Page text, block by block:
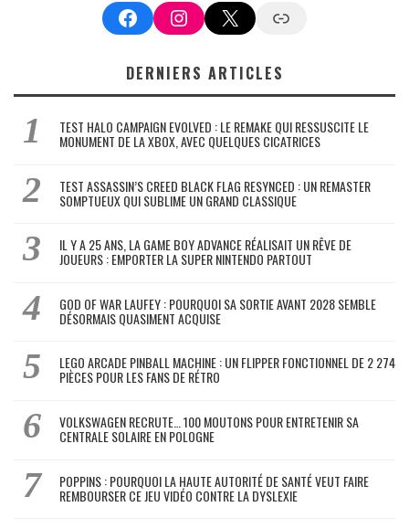
FacebookInstagram
X Google News
DERNIERS ARTICLES
TEST HALO CAMPAIGN EVOLVED : LE REMAKE QUI RESSUSCITE LE
MONUMENT DE LA XBOX, AVEC QUELQUES CICATRICES
TEST ASSASSIN’S CREED BLACK FLAG RESYNCED : UN REMASTER
SOMPTUEUX QUI SUBLIME UN GRAND CLASSIQUE
IL Y A 25 ANS, LA GAME BOY ADVANCE RÉALISAIT UN RÊVE DE
JOUEURS : EMPORTER LA SUPER NINTENDO PARTOUT
GOD OF WAR LAUFEY : POURQUOI SA SORTIE AVANT 2028 SEMBLE
DÉSORMAIS QUASIMENT ACQUISE
LEGO ARCADE PINBALL MACHINE : UN FLIPPER FONCTIONNEL DE 2 274
PIÈCES POUR LES FANS DE RÉTRO
VOLKSWAGEN RECRUTE… 100 MOUTONS POUR ENTRETENIR SA
CENTRALE SOLAIRE EN POLOGNE
POPPINS : POURQUOI LA HAUTE AUTORITÉ DE SANTÉ VEUT FAIRE
REMBOURSER CE JEU VIDÉO CONTRE LA DYSLEXIE